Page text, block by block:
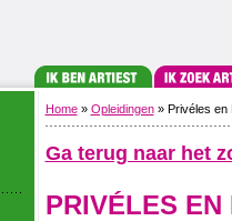
Home » Opleidingen » Privéles en
Ga terug naar het
PRIVÉLES